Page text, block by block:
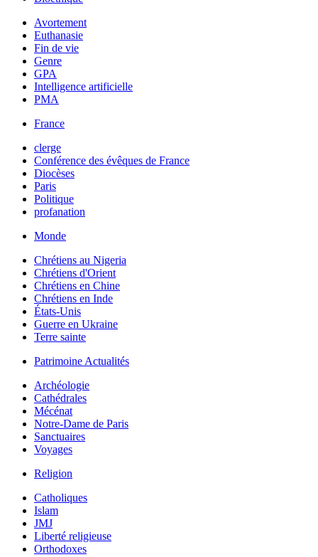
Avortement
Euthanasie
Fin de vie
Genre
GPA
Intelligence artificielle
PMA
France
clerge
Conférence des évêques de France
Diocèses
Paris
Politique
profanation
Monde
Chrétiens au Nigeria
Chrétiens d'Orient
Chrétiens en Chine
Chrétiens en Inde
États-Unis
Guerre en Ukraine
Terre sainte
Patrimoine Actualités
Archéologie
Cathédrales
Mécénat
Notre-Dame de Paris
Sanctuaires
Voyages
Religion
Catholiques
Islam
JMJ
Liberté religieuse
Orthodoxes